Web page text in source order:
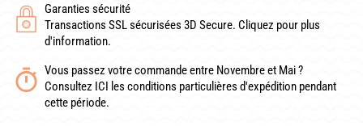
TÉLÉCHARGER UN BON DE COMMANDE VIERGE
Garanties sécurité
Transactions SSL sécurisées 3D Secure. Cliquez pour plus
d'information.
Vous passez votre commande entre Novembre et Mai ?
Consultez ICI les conditions particulières d'expédition pendant
cette période.